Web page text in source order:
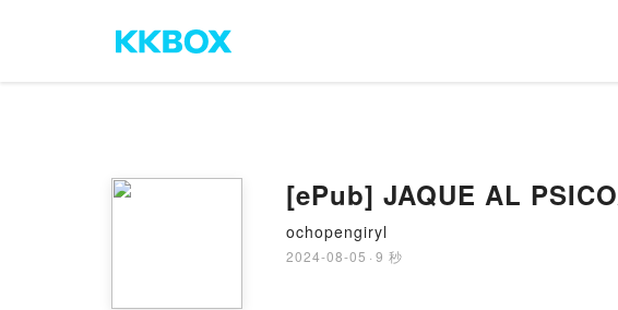
[ePub] JAQUE AL
ochopengiryl
2024-08-05 · 9 秒